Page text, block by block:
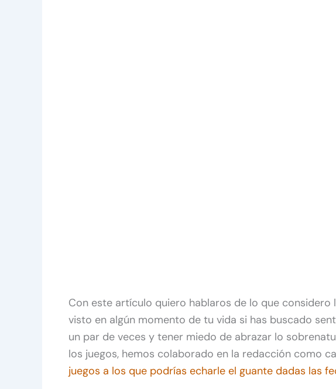
Con este artículo quiero hablaros de lo que
visto en algún momento de tu vida si has buscado
un par de veces y tener miedo de abrazar lo
los juegos, hemos colaborado en la redacción como
juegos a los que podrías echarle el guante dadas las